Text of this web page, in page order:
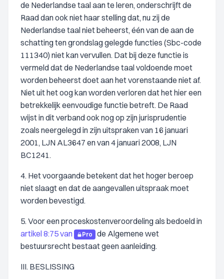
de Nederlandse taal aan te leren, onderschrijft de
Raad dan ook niet haar stelling dat, nu zij de
Nederlandse taal niet beheerst, één van de aan de
schatting ten grondslag gelegde functies (Sbc-code
111340) niet kan vervullen. Dat bij deze functie is
vermeld dat de Nederlandse taal voldoende moet
worden beheerst doet aan het vorenstaande niet af.
Niet uit het oog kan worden verloren dat het hier een
betrekkelijk eenvoudige functie betreft. De Raad
wijst in dit verband ook nog op zijn jurisprudentie
zoals neergelegd in zijn uitspraken van 16 januari
2001, LJN AL3647 en van 4 januari 2008, LJN
BC1241.
4. Het voorgaande betekent dat het hoger beroep
niet slaagt en dat de aangevallen uitspraak moet
worden bevestigd.
5. Voor een proceskostenveroordeling als bedoeld in
artikel 8:75 van
Pro
de Algemene wet
bestuursrecht bestaat geen aanleiding.
III. BESLISSING